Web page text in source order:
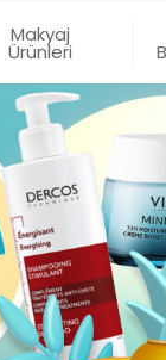
Makyaj
Ürünleri